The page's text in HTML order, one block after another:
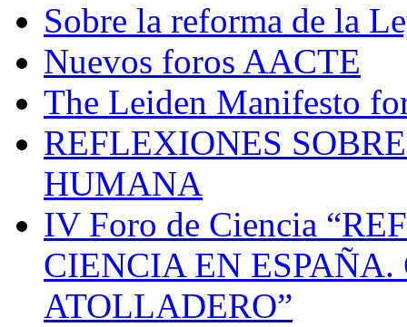
Sobre la reforma de la
Nuevos foros AACTE
The Leiden Manifesto
REFLEXIONES
HUMANA
IV Foro de Ciencia
CIENCIA EN
ATOLLADERO”